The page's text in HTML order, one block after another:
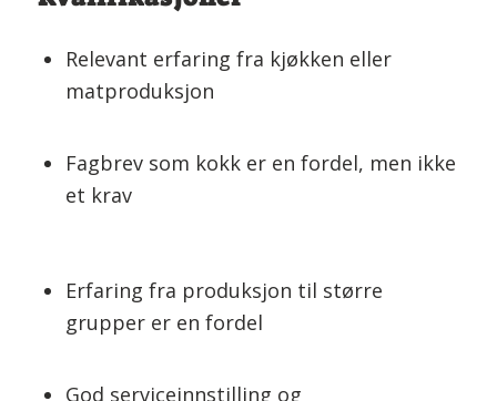
Relevant erfaring fra kjøkken eller
matproduksjon
Fagbrev som kokk er en fordel, men ikke
et krav
Erfaring fra produksjon til større
grupper er en fordel
God serviceinnstilling og